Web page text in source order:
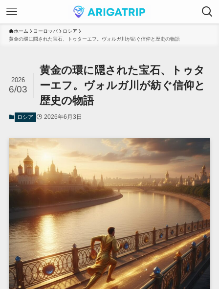
ホーム ヨーロッパ
ロシア
黄金の環に隠された宝石、トゥターエフ。ヴォルガ川が紡ぐ信仰と歴史の物語
黄金の環に隠された宝石、トゥタ
ーエフ。ヴォルガ川が紡ぐ信仰と
歴史の物語
2026
6/03
ロシア 2026年6月3日